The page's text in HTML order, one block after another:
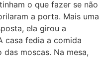
o que fazer se não
a porta. Mais uma
ela girou a
casa fedia a comida
moscas. Na mesa,